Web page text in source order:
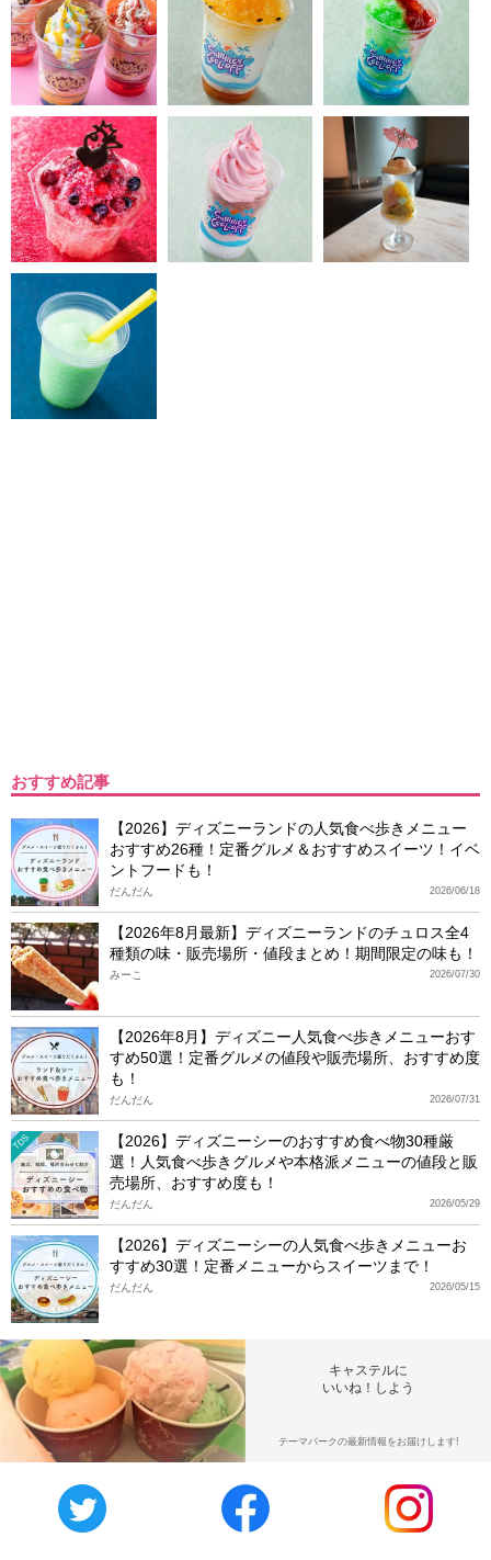
おすすめ記事
【2026】ディズニーランドの人気食べ歩きメニュー
おすすめ26種！定番グルメ＆おすすめスイーツ！イベ
ントフードも！
2026/06/18
だんだん
【2026年8月最新】ディズニーランドのチュロス全4
種類の味・販売場所・値段まとめ！期間限定の味も！
2026/07/30
みーこ
【2026年8月】ディズニー人気食べ歩きメニューおす
すめ50選！定番グルメの値段や販売場所、おすすめ度
も！
2026/07/31
だんだん
TDS
【2026】ディズニーシーのおすすめ食べ物30種厳
選！人気食べ歩きグルメや本格派メニューの値段と販
売場所、おすすめ度も！
2026/05/29
だんだん
【2026】ディズニーシーの人気食べ歩きメニューお
すすめ30選！定番メニューからスイーツまで！
2026/05/15
だんだん
キャステルに
いいね！しよう
テーマパークの最新情報をお届けします!